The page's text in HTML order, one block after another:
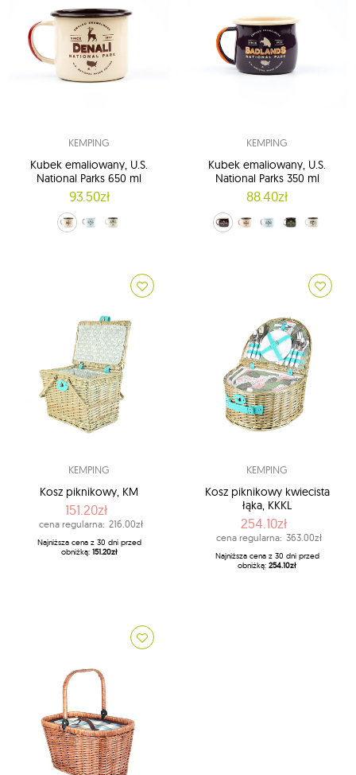
KEMPING
Kubek emaliowany, U.S.
National Parks 650 ml
93.50zł
kremowy (Denali)
niebieski (Glacier)
ecru (Yosemite)
KEMPING
Kubek emaliowany, U.S.
National Parks 350 ml
88.40zł
Granatowy (Badlands)
kremowy (Denali)
niebieski (Glacier)
zielony (Redwood)
ecru (Yosemite)
KEMPING
Kosz piknikowy, KM
151.20zł
cena regularna: 216.00zł
Najniższa cena z 30 dni przed
obniżką: 151.20zł
KEMPING
Kosz piknikowy kwiecista
łąka, KKKL
254.10zł
cena regularna: 363.00zł
Najniższa cena z 30 dni przed
obniżką: 254.10zł